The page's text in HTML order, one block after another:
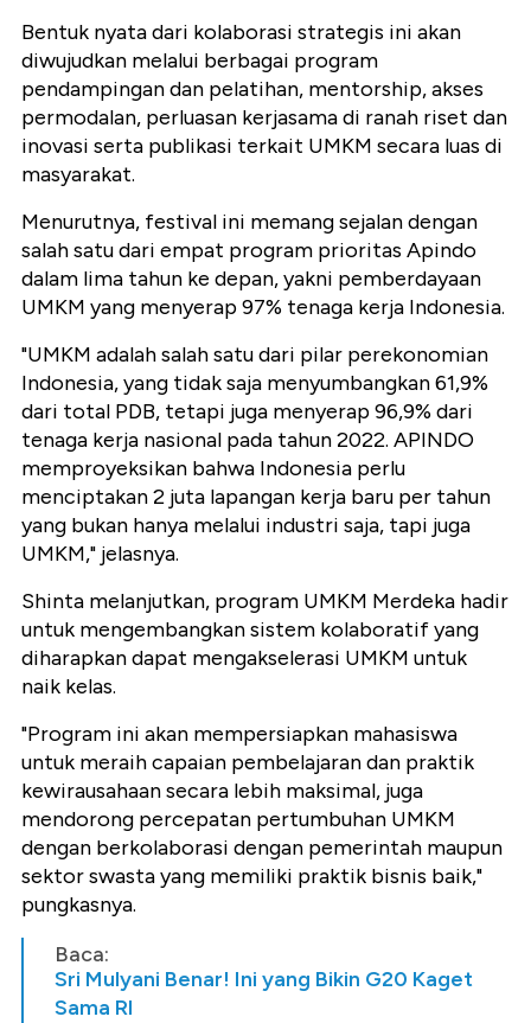
Bentuk nyata dari kolaborasi strategis ini akan
diwujudkan melalui berbagai program
pendampingan dan pelatihan, mentorship, akses
permodalan, perluasan kerjasama di ranah riset dan
inovasi serta publikasi terkait UMKM secara luas di
masyarakat.
Menurutnya, festival ini memang sejalan dengan
salah satu dari empat program prioritas Apindo
dalam lima tahun ke depan, yakni pemberdayaan
UMKM yang menyerap 97% tenaga kerja Indonesia.
"UMKM adalah salah satu dari pilar perekonomian
Indonesia, yang tidak saja menyumbangkan 61,9%
dari total PDB, tetapi juga menyerap 96,9% dari
tenaga kerja nasional pada tahun 2022. APINDO
memproyeksikan bahwa Indonesia perlu
menciptakan 2 juta lapangan kerja baru per tahun
yang bukan hanya melalui industri saja, tapi juga
UMKM," jelasnya.
Shinta melanjutkan, program UMKM Merdeka hadir
untuk mengembangkan sistem kolaboratif yang
diharapkan dapat mengakselerasi UMKM untuk
naik kelas.
"Program ini akan mempersiapkan mahasiswa
untuk meraih capaian pembelajaran dan praktik
kewirausahaan secara lebih maksimal, juga
mendorong percepatan pertumbuhan UMKM
dengan berkolaborasi dengan pemerintah maupun
sektor swasta yang memiliki praktik bisnis baik,"
pungkasnya.
Baca:
Sri Mulyani Benar! Ini yang Bikin G20 Kaget
Sama RI